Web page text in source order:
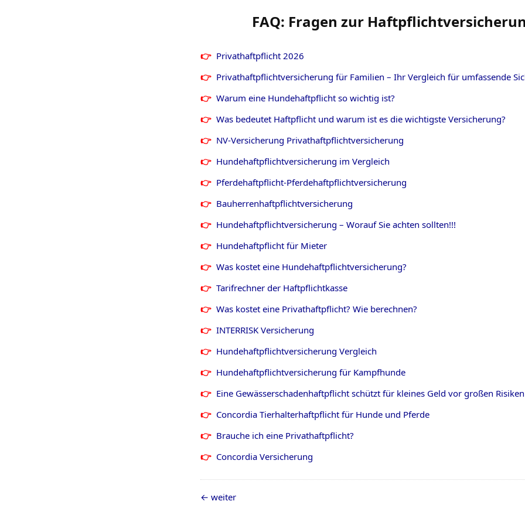
FAQ: Fragen zur
Privathaftpflicht 2026
Privathaftpflichtversicherung für Familien – Ihr Vergleich für umfassende
Warum eine Hundehaftpflicht so wichtig ist?
Was bedeutet Haftpflicht und warum ist es die wichtigste Versicherung?
NV-Versicherung Privathaftpflichtversicherung
Hundehaftpflichtversicherung im Vergleich
Pferdehaftpflicht-Pferdehaftpflichtversicherung
Bauherrenhaftpflichtversicherung
Hundehaftpflichtversicherung – Worauf Sie achten sollten!!!
Hundehaftpflicht für Mieter
Was kostet eine Hundehaftpflichtversicherung?
Tarifrechner der Haftpflichtkasse
Was kostet eine Privathaftpflicht? Wie berechnen?
INTERRISK Versicherung
Hundehaftpflichtversicherung Vergleich
Hundehaftpflichtversicherung für Kampfhunde
Eine Gewässerschadenhaftpflicht schützt für kleines Geld vor großen Risiken
Concordia Tierhalterhaftpflicht für Hunde und Pferde
Brauche ich eine Privathaftpflicht?
Concordia Versicherung
weiter